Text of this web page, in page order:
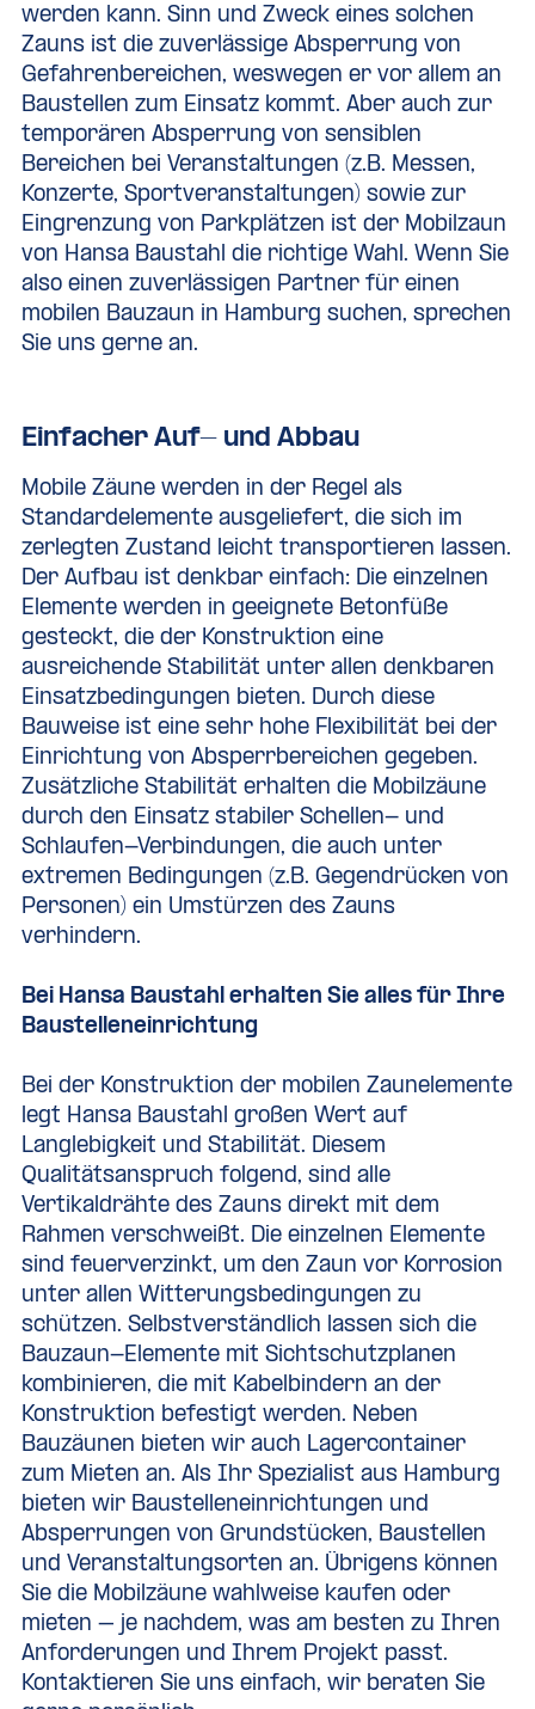
werden kann. Sinn und Zweck eines solchen
Zauns ist die zuverlässige Absperrung von
Gefahrenbereichen, weswegen er vor allem an
Baustellen zum Einsatz kommt. Aber auch zur
temporären Absperrung von sensiblen
Bereichen bei Veranstaltungen (z.B. Messen,
Konzerte, Sportveranstaltungen) sowie zur
Eingrenzung von Parkplätzen ist der Mobilzaun
von Hansa Baustahl die richtige Wahl. Wenn Sie
also einen zuverlässigen Partner für einen
mobilen Bauzaun in Hamburg suchen, sprechen
Sie uns gerne an.
Einfacher Auf- und Abbau
Mobile Zäune werden in der Regel als
Standardelemente ausgeliefert, die sich im
zerlegten Zustand leicht transportieren lassen.
Der Aufbau ist denkbar einfach: Die einzelnen
Elemente werden in geeignete Betonfüße
gesteckt, die der Konstruktion eine
ausreichende Stabilität unter allen denkbaren
Einsatzbedingungen bieten. Durch diese
Bauweise ist eine sehr hohe Flexibilität bei der
Einrichtung von Absperrbereichen gegeben.
Zusätzliche Stabilität erhalten die Mobilzäune
durch den Einsatz stabiler Schellen- und
Schlaufen-Verbindungen, die auch unter
extremen Bedingungen (z.B. Gegendrücken von
Personen) ein Umstürzen des Zauns
verhindern.
Bei Hansa Baustahl erhalten Sie alles für Ihre
Baustelleneinrichtung
Bei der Konstruktion der mobilen Zaunelemente
legt Hansa Baustahl großen Wert auf
Langlebigkeit und Stabilität. Diesem
Qualitätsanspruch folgend, sind alle
Vertikaldrähte des Zauns direkt mit dem
Rahmen verschweißt. Die einzelnen Elemente
sind feuerverzinkt, um den Zaun vor Korrosion
unter allen Witterungsbedingungen zu
schützen. Selbstverständlich lassen sich die
Bauzaun-Elemente mit Sichtschutzplanen
kombinieren, die mit Kabelbindern an der
Konstruktion befestigt werden. Neben
Bauzäunen bieten wir auch Lagercontainer
zum Mieten an. Als Ihr Spezialist aus Hamburg
bieten wir Baustelleneinrichtungen und
Absperrungen von Grundstücken, Baustellen
und Veranstaltungsorten an. Übrigens können
Sie die Mobilzäune wahlweise kaufen oder
mieten – je nachdem, was am besten zu Ihren
Anforderungen und Ihrem Projekt passt.
Kontaktieren Sie uns einfach, wir beraten Sie